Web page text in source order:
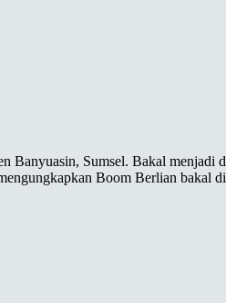
Sumsel. Bakal menjadi
Boom Berlian bakal